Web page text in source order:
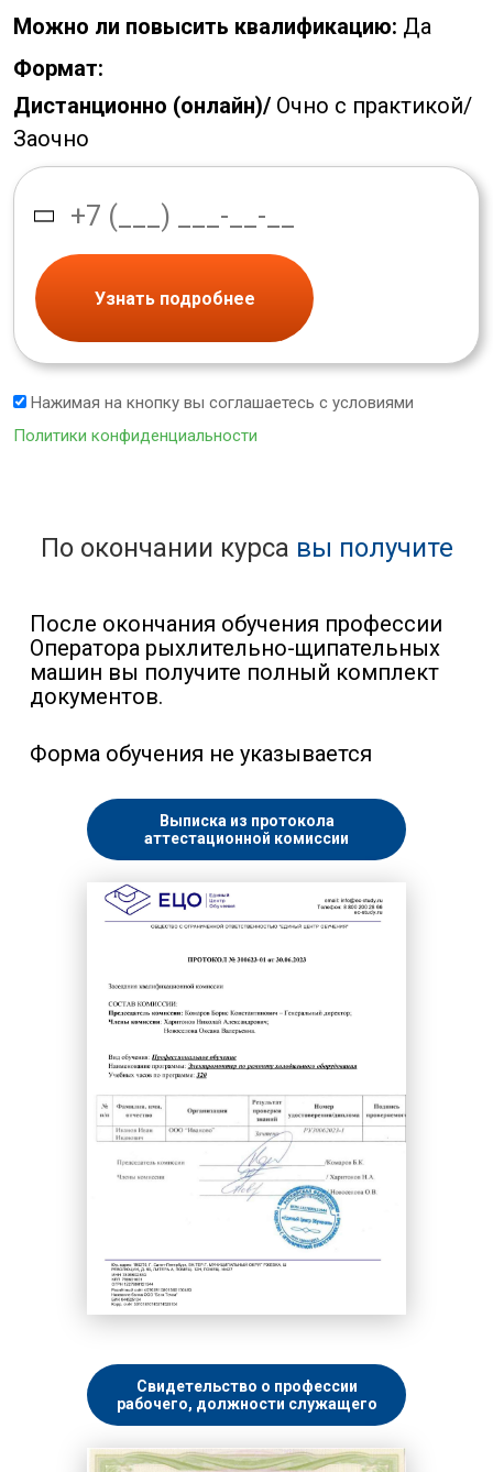
Можно ли повысить квалификацию: Да
Формат:
Дистанционно (онлайн)/ Очно с практикой/
Заочно
Узнать подробнее
Нажимая на кнопку вы соглашаетесь с условиями
Политики конфиденциальности
По окончании курса вы получите
После окончания обучения профессии
Оператора рыхлительно-щипательных
машин вы получите полный комплект
документов.
Форма обучения не указывается
Выписка из протокола
аттестационной комиссии
Свидетельство о профессии
рабочего, должности служащего